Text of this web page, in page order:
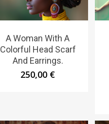
A Woman With A
Colorful Head Scarf
And Earrings.
250,00 €